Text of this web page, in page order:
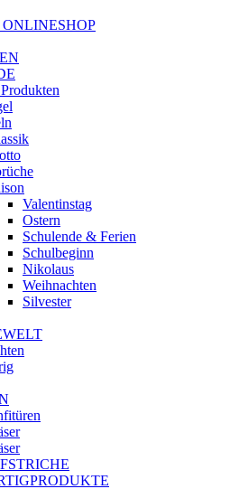
ONLINESHOP
Valentinstag
Ostern
Schulende & Ferien
Schulbeginn
Nikolaus
Weihnachten
Silvester